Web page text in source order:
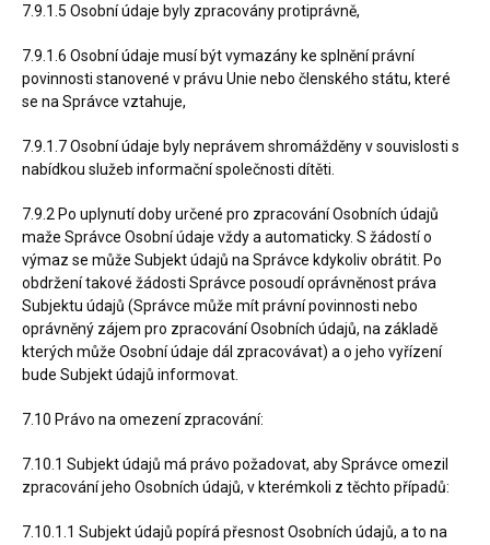
7.9.1.5 Osobní údaje byly zpracovány protiprávně,
7.9.1.6 Osobní údaje musí být vymazány ke splnění právní
povinnosti stanovené v právu Unie nebo členského státu, které
se na Správce vztahuje,
7.9.1.7 Osobní údaje byly neprávem shromážděny v souvislosti s
nabídkou služeb informační společnosti dítěti.
7.9.2 Po uplynutí doby určené pro zpracování Osobních údajů
maže Správce Osobní údaje vždy a automaticky. S žádostí o
výmaz se může Subjekt údajů na Správce kdykoliv obrátit. Po
obdržení takové žádosti Správce posoudí oprávněnost práva
Subjektu údajů (Správce může mít právní povinnosti nebo
oprávněný zájem pro zpracování Osobních údajů, na základě
kterých může Osobní údaje dál zpracovávat) a o jeho vyřízení
bude Subjekt údajů informovat.
7.10 Právo na omezení zpracování:
7.10.1 Subjekt údajů má právo požadovat, aby Správce omezil
zpracování jeho Osobních údajů, v kterémkoli z těchto případů:
7.10.1.1 Subjekt údajů popírá přesnost Osobních údajů, a to na